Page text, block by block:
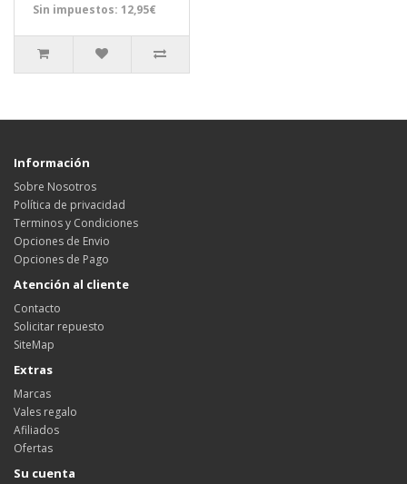
Sin impuestos: 12,95€
Información
Sobre Nosotros
Política de privacidad
Terminos y Condiciones
Opciones de Envio
Opciones de Pago
Atención al cliente
Contacto
Solicitar repuesto
SiteMap
Extras
Marcas
Vales regalo
Afiliados
Ofertas
Su cuenta